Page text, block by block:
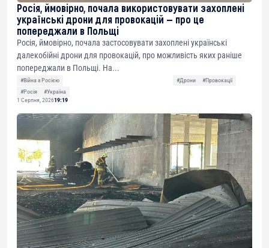
Росія, ймовірно, почала використовувати захоплені
українські дрони для провокацій — про це
попереджали в Польщі
Росія, ймовірно, почала застосовувати захоплені українські
далекобійні дрони для провокацій, про можливість яких раніше
попереджали в Польщі. На...
#Війна з Росією #Дрони
#Провокації
#Росія
#Україна
1 Серпня, 202619:19